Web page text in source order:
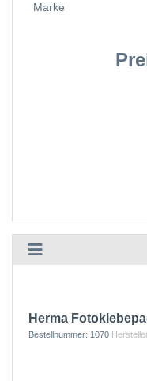
Marke
Herma
Bestellnummer: 1070